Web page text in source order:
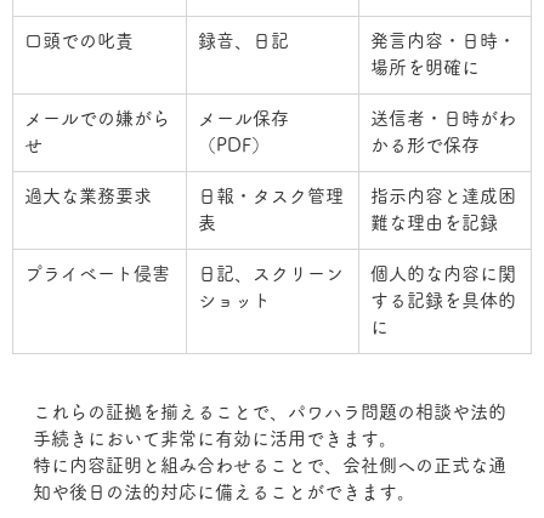
口頭での叱責 録音、日記
発言内容・日時・
場所を明確に
メールでの嫌がら
せ
メール保存
（PDF）
送信者・日時がわ
かる形で保存
過大な業務要求
日報・タスク管理
表
指示内容と達成困
難な理由を記録
プライベート侵害
日記、スクリーン
ショット
個人的な内容に関
する記録を具体的
に
これらの証拠を揃えることで、パワハラ問題の相談や法的
手続きにおいて非常に有効に活用できます。
特に内容証明と組み合わせることで、会社側への正式な通
知や後日の法的対応に備えることができます。